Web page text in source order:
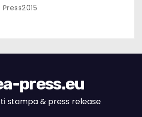
Press2015
press.eu
stampa & press release